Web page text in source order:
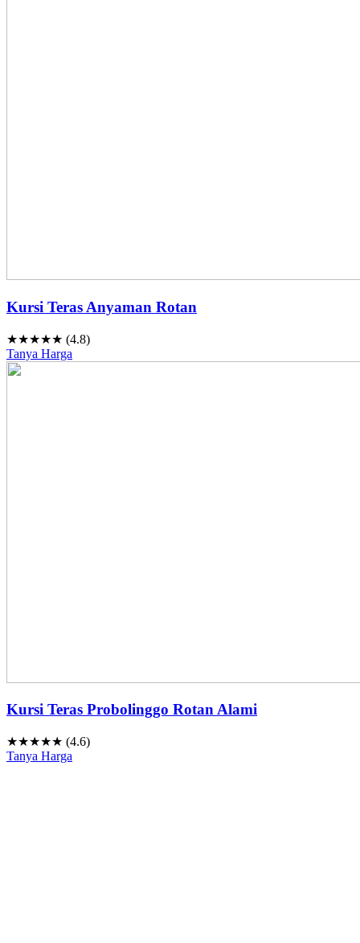
Kursi Teras Anyaman Rotan
★★★★★ (4.8)
Tanya Harga
Kursi Teras Probolinggo Rotan Alami
★★★★★ (4.6)
Tanya Harga